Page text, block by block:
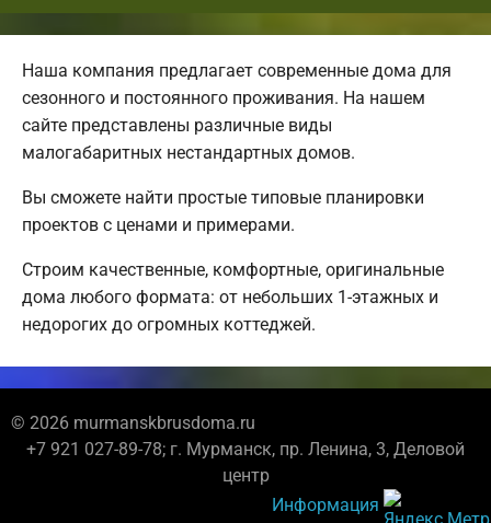
Наша компания предлагает современные дома для
сезонного и постоянного проживания. На нашем
сайте представлены различные виды
малогабаритных нестандартных домов.
Вы сможете найти простые типовые планировки
проектов с ценами и примерами.
Строим качественные, комфортные, оригинальные
дома любого формата: от небольших 1-этажных и
недорогих до огромных коттеджей.
© 2026 murmanskbrusdoma.ru
+7 921 027-89-78; г. Мурманск, пр. Ленина, 3, Деловой
центр
Информация